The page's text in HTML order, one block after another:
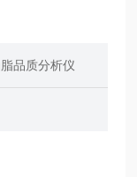
品质分析仪